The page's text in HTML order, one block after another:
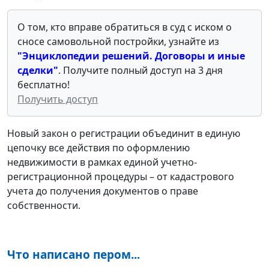
О том, кто вправе обратиться в суд с иском о
сносе самовольной постройки, узнайте из
"Энциклопедии решений. Договоры и иные
сделки". Получите полный доступ на 3 дня
бесплатно!
Получить доступ
Новый закон о регистрации объединит в единую
цепочку все действия по оформлению
недвижимости в рамках единой учетно-
регистрационной процедуры – от кадастрового
учета до получения документов о праве
собственности.
Что написано пером...